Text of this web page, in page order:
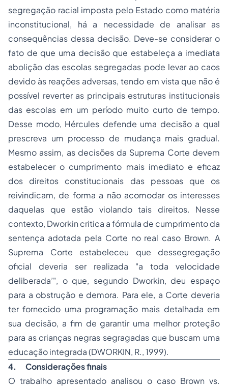
segregação racial imposta pelo Estado como matéria
inconstitucional, há a necessidade de analisar as
consequências dessa decisão. Deve-se considerar o
fato de que uma decisão que estabeleça a imediata
abolição das escolas segregadas pode levar ao caos
devido às reações adversas, tendo em vista que não é
possível reverter as principais estruturas institucionais
das escolas em um período muito curto de tempo.
Desse modo, Hércules defende uma decisão a qual
prescreva um processo de mudança mais gradual.
Mesmo assim, as decisões da Suprema Corte devem
estabelecer o cumprimento mais imediato e eficaz
dos direitos constitucionais das pessoas que os
reivindicam, de forma a não acomodar os interesses
daquelas que estão violando tais direitos. Nesse
contexto, Dworkin critica a fórmula de cumprimento da
sentença adotada pela Corte no real caso Brown. A
Suprema Corte estabeleceu que dessegregação
oficial deveria ser realizada "a toda velocidade
deliberada’", o que, segundo Dworkin, deu espaço
para a obstrução e demora. Para ele, a Corte deveria
ter fornecido uma programação mais detalhada em
sua decisão, a fim de garantir uma melhor proteção
para as crianças negras segragadas que buscam uma
educação integrada (DWORKIN, R., 1999).
4. Considerações finais
O trabalho apresentado analisou o caso Brown vs.